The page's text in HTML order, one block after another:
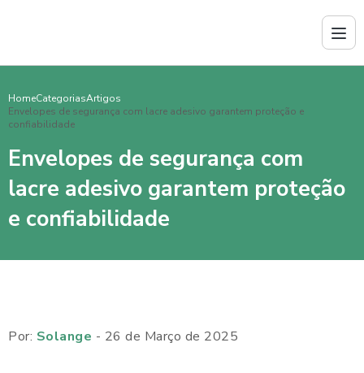
HomeCategoriasArtigos
Envelopes de segurança com lacre adesivo garantem proteção e
confiabilidade
Envelopes de segurança com
lacre adesivo garantem proteção
e confiabilidade
Por: Solange - 26 de Março de 2025